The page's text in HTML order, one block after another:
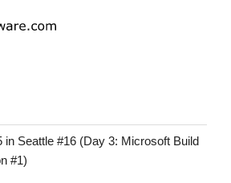
in Seattle #16 (Day 3: Microsoft Build
#1)